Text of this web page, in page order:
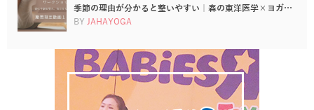
季節の理由が分かると整いやすい｜春の東洋医学×ヨガ…
BY JAHAYOGA